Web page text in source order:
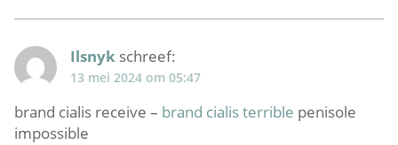
Ilsnyk schreef:
13 mei 2024 om 05:47
brand cialis receive – brand cialis terrible penisole
impossible